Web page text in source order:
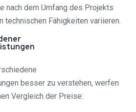
nach dem Umfang des Projekts
technischen Fähigkeiten variieren.
besser zu verstehen, werfen
Vergleich der Preise: